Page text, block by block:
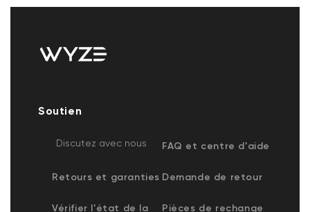
Soutien
Discutez avec nous FAQ et centre d'aide
Retours et garanties Demande de retour
Vérifier l'état de la Pièces de rechange